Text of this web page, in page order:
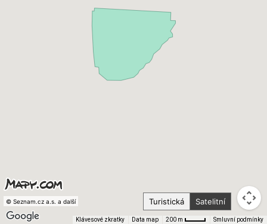
Klávesové zkratky Data map 200 m Smluvní podmínky
© Seznam.cz a.s. a další Turistická Satelitní